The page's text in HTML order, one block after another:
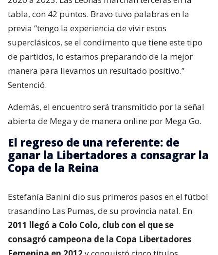
tabla, con 42 puntos. Bravo tuvo palabras en la
previa “tengo la experiencia de vivir estos
superclásicos, se el condimento que tiene este tipo
de partidos, lo estamos preparando de la mejor
manera para llevarnos un resultado positivo.”
Sentenció.
Además, el encuentro será transmitido por la señal
abierta de Mega y de manera online por Mega Go.
El regreso de una referente: de
ganar la Libertadores a consagrar la
Copa de la Reina
Estefanía Banini dio sus primeros pasos en el fútbol
trasandino Las Pumas, de su provincia natal. En
2011 llegó a Colo Colo, club con el que se
consagró campeona de la Copa Libertadores